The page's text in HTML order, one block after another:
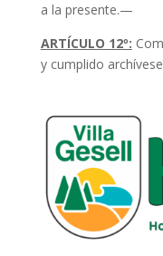
a la presente.—
ARTÍCULO 12º:
y cumplido